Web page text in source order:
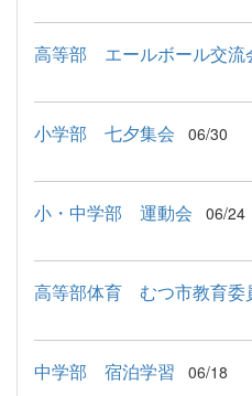
高等部 エールボール交流
小学部 七夕集会 06/30
小・中学部 運動会 06/24
高等部体育 むつ市教育委
中学部 宿泊学習 06/18